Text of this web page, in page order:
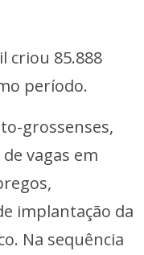
criou 85.888
período.
grossenses,
vagas em
implantação da
Na sequência